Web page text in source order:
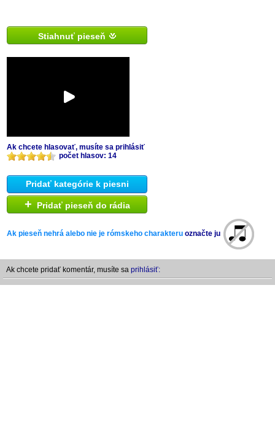
Stiahnuť pieseň
Ak chcete hlasovať, musíte sa prihlásiť
počet hlasov: 14
Pridať kategórie k piesni
+ Pridať pieseň do rádia
Ak pieseň nehrá alebo nie je rómskeho charakteru označte ju
Ak chcete pridať komentár, musíte sa prihlásiť: